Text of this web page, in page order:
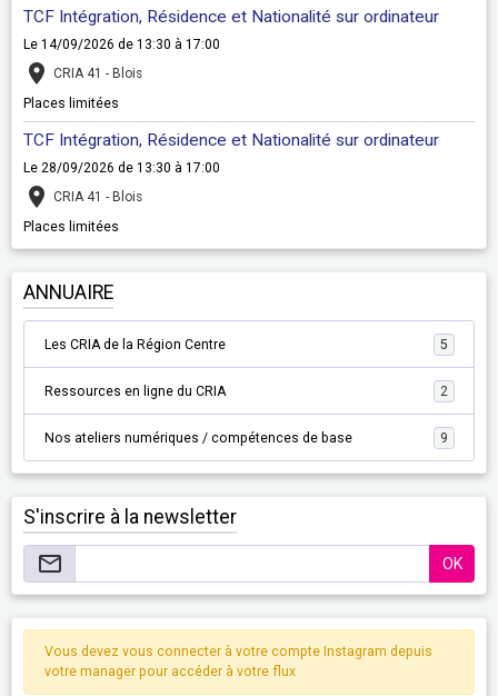
TCF Intégration, Résidence et Nationalité sur ordinateur
Le 14/09/2026 de 13:30 à 17:00
CRIA 41 - Blois
Places limitées
TCF Intégration, Résidence et Nationalité sur ordinateur
Le 28/09/2026 de 13:30 à 17:00
CRIA 41 - Blois
Places limitées
ANNUAIRE
Les CRIA de la Région Centre 5
Ressources en ligne du CRIA 2
Nos ateliers numériques / compétences de base 9
S'inscrire à la newsletter
OK
Vous devez vous connecter à votre compte Instagram depuis
votre manager pour accéder à votre flux